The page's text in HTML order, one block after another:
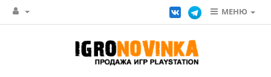
МЕНЮ